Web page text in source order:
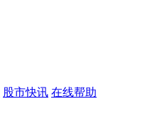
股市快讯 在线帮助